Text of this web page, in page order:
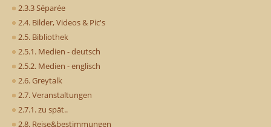
2.3.3 Séparée
2.4. Bilder, Videos & Pic's
2.5. Bibliothek
2.5.1. Medien - deutsch
2.5.2. Medien - englisch
2.6. Greytalk
2.7. Veranstaltungen
2.7.1. zu spät..
2.8. Reise&bestimmungen